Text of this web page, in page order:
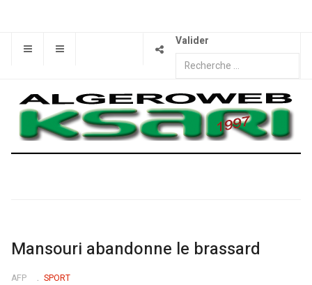
Valider
Mansouri abandonne le brassard
AFP SPORT